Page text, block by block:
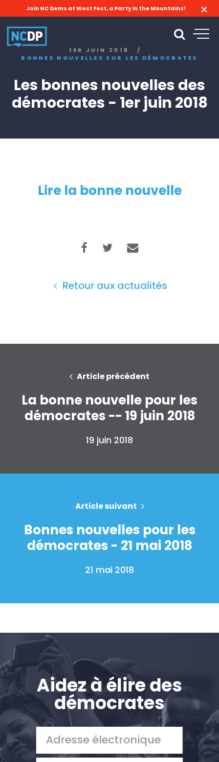
Take Back the Courts
Presse
Votre fête
Action
Vote
Faire un don
Join NC Dems at West Fest, a Party in the Mountains!
1ER JUIN 2018
/
BONNES NOUVELLES SUR LES DÉMOCRATES
Les bonnes nouvelles des
démocrates - 1er juin 2018
Lire la bonne nouvelle
Retour aux actualités
Article précédent
La bonne nouvelle pour les
démocrates -- 19 juin 2018
19 juin 2018
Article suivant
Bonnes nouvelles pour les
démocrates - 21 mai 2018
21 mai 2018
Aidez à élire des
démocrates